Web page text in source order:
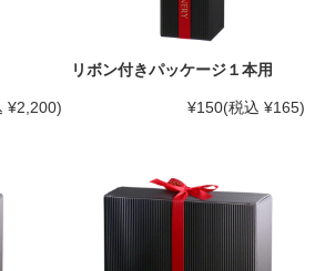
¥2,200)
リボン付きパッケージ１本用
¥150(税込 ¥165)